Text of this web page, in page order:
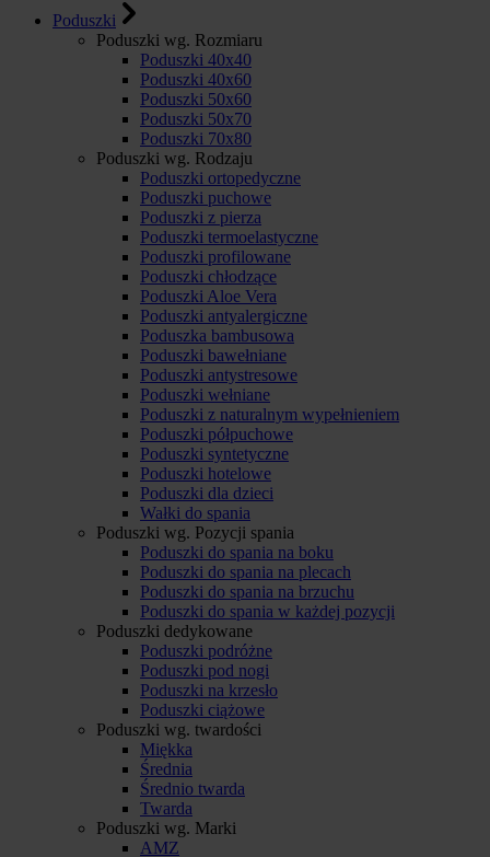
Poduszki
Poduszki wg. Rozmiaru
Poduszki 40x40
Poduszki 40x60
Poduszki 50x60
Poduszki 50x70
Poduszki 70x80
Poduszki wg. Rodzaju
Poduszki ortopedyczne
Poduszki puchowe
Poduszki z pierza
Poduszki termoelastyczne
Poduszki profilowane
Poduszki chłodzące
Poduszki Aloe Vera
Poduszki antyalergiczne
Poduszka bambusowa
Poduszki bawełniane
Poduszki antystresowe
Poduszki wełniane
Poduszki z naturalnym wypełnieniem
Poduszki półpuchowe
Poduszki syntetyczne
Poduszki hotelowe
Poduszki dla dzieci
Wałki do spania
Poduszki wg. Pozycji spania
Poduszki do spania na boku
Poduszki do spania na plecach
Poduszki do spania na brzuchu
Poduszki do spania w każdej pozycji
Poduszki dedykowane
Poduszki podróżne
Poduszki pod nogi
Poduszki na krzesło
Poduszki ciążowe
Poduszki wg. twardości
Miękka
Średnia
Średnio twarda
Twarda
Poduszki wg. Marki
AMZ